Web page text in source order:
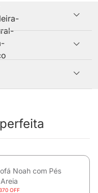
Noah com Pés
OFF